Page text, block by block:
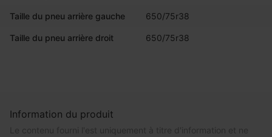
Taille du pneu arrière gauche 650/75r38
Taille du pneu arrière droit 650/75r38
Information du produit
Le contenu fourni l'est uniquement à titre d'information et ne